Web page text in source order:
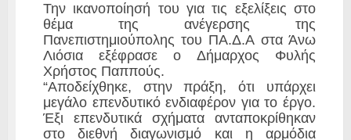
Την ικανοποίησή του για τις εξελίξεις στο
θέμα της ανέγερσης της
Πανεπιστημιούπολης του ΠΑ.Δ.Α στα Άνω
Λιόσια εξέφρασε ο Δήμαρχος Φυλής
Χρήστος Παππούς.
“Αποδείχθηκε, στην πράξη, ότι υπάρχει
μεγάλο επενδυτικό ενδιαφέρον για το έργο.
Έξι επενδυτικά σχήματα ανταποκρίθηκαν
στο διεθνή διαγωνισμό και η αρμόδια